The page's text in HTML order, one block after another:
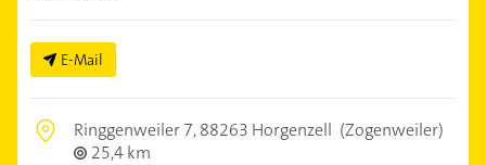
E-Mail
Ringgenweiler 7,88263 Horgenzell (Zogenweiler)
25,4 km